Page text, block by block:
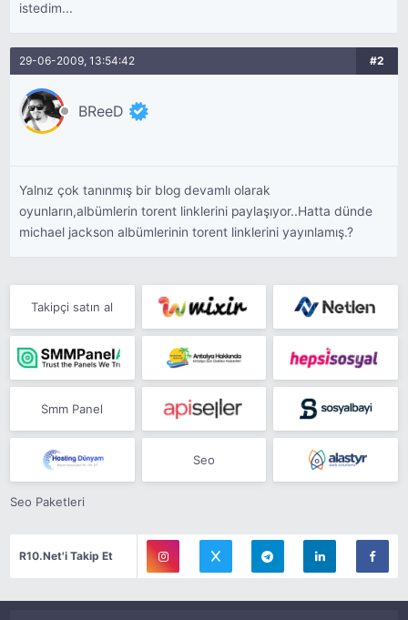
istedim...
29-06-2009, 13:54:42 #2
BReeD
Yalnız çok tanınmış bir blog devamlı olarak
oyunların,albümlerin torent linklerini paylaşıyor..Hatta dünde
michael jackson albümlerinin torent linklerini yayınlamış.?
Takipçi satın al
Smm Panel
Seo
Seo Paketleri
R10.Net'i Takip Et